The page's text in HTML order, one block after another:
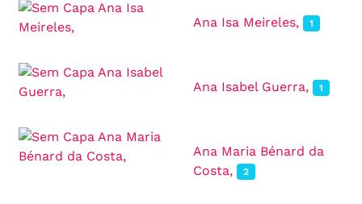
Ana Isa Meireles, 1
Ana Isabel Guerra, 1
Ana Maria Bénard da
Costa,
2